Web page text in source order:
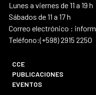
Lunes a viernes de 11 a 19 h
Sábados de 11 a 17 h
Correo electrónico :
Teléfono:(+598) 2915 2250
CCE
PUBLICACIONES
EVENTOS